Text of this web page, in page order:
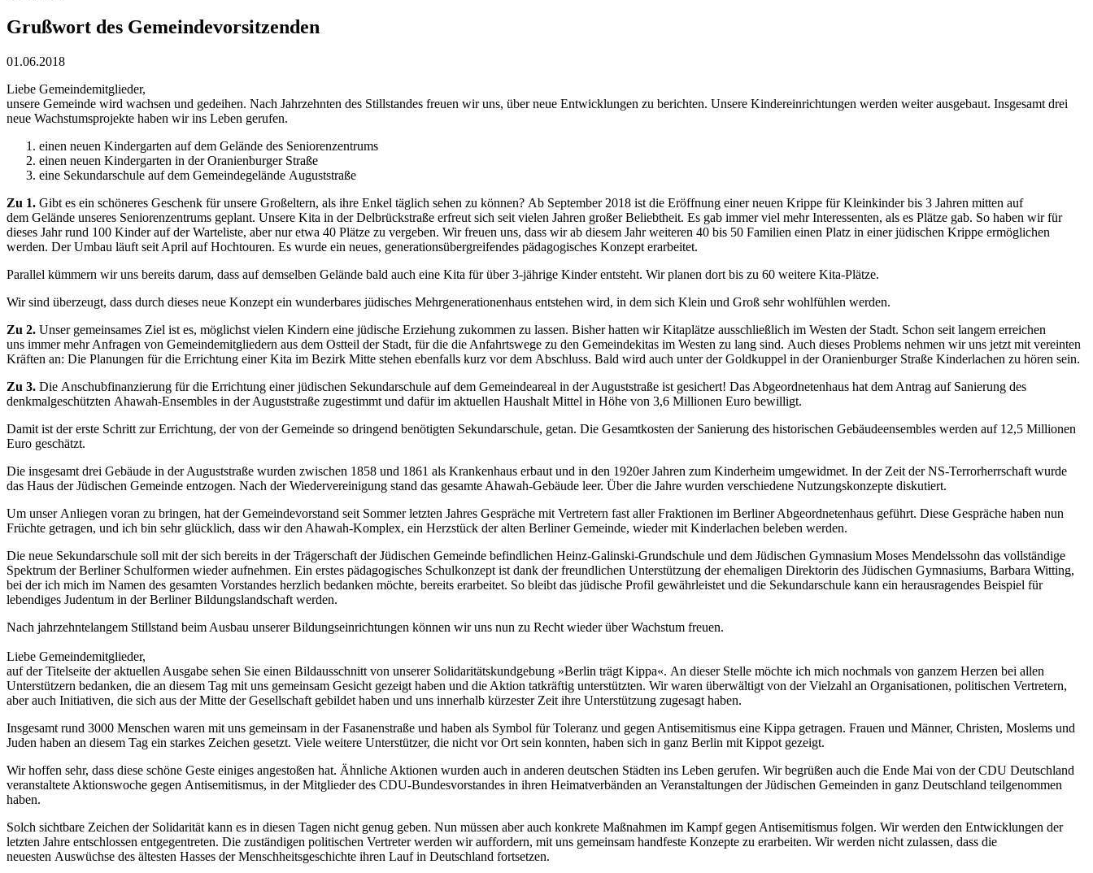
Grußwort des Gemeindevorsitzenden
01.06.2018
Liebe Gemeindemitglieder,
unsere Gemeinde wird wachsen und gedeihen. Nach Jahrzehnten des Stillstandes freuen wir uns, über neue Entwicklungen zu berichten. Unsere Kindereinrichtungen werden weiter ausgebaut. Insgesamt drei
neue Wachstumsprojekte haben wir ins Leben gerufen.
einen neuen Kindergarten auf dem Gelände des Seniorenzentrums
einen neuen Kindergarten in der Oranienburger Straße
eine Sekundarschule auf dem Gemeindegelände Auguststraße
Zu 1. Gibt es ein schöneres Geschenk für unsere Großeltern, als ihre Enkel täglich sehen zu können? Ab September 2018 ist die Eröffnung einer neuen Krippe für Kleinkinder bis 3 Jahren mitten auf
dem Gelände unseres Seniorenzentrums geplant. Unsere Kita in der Delbrückstraße erfreut sich seit vielen Jahren großer Beliebtheit. Es gab immer viel mehr Interessenten, als es Plätze gab. So haben wir für
dieses Jahr rund 100 Kinder auf der Warteliste, aber nur etwa 40 Plätze zu vergeben. Wir freuen uns, dass wir ab diesem Jahr weiteren 40 bis 50 Familien einen Platz in einer jüdischen Krippe ermöglichen
werden. Der Umbau läuft seit April auf Hochtouren. Es wurde ein neues, generationsübergreifendes pädagogisches Konzept erarbeitet.
Parallel kümmern wir uns bereits darum, dass auf demselben Gelände bald auch eine Kita für über 3-jährige Kinder entsteht. Wir planen dort bis zu 60 weitere Kita-Plätze.
Wir sind überzeugt, dass durch dieses neue Konzept ein wunderbares jüdisches Mehrgenerationenhaus entstehen wird, in dem sich Klein und Groß sehr wohlfühlen werden.
Zu 2. Unser gemeinsames Ziel ist es, möglichst vielen Kindern eine jüdische Erziehung zukommen zu lassen. Bisher hatten wir Kitaplätze ausschließlich im Westen der Stadt. Schon seit langem erreichen
uns immer mehr Anfragen von Gemeindemitgliedern aus dem Ostteil der Stadt, für die die Anfahrtswege zu den Gemeindekitas im Westen zu lang sind. Auch dieses Problems nehmen wir uns jetzt mit vereinten
Kräften an: Die Planungen für die Errichtung einer Kita im Bezirk Mitte stehen ebenfalls kurz vor dem Abschluss. Bald wird auch unter der Goldkuppel in der Oranienburger Straße Kinderlachen zu hören sein.
Zu 3. Die Anschubfinanzierung für die Errichtung einer jüdischen Sekundarschule auf dem Gemeindeareal in der Auguststraße ist gesichert! Das Abgeordnetenhaus hat dem Antrag auf Sanierung des
denkmalgeschützten Ahawah-Ensembles in der Auguststraße zugestimmt und dafür im aktuellen Haushalt Mittel in Höhe von 3,6 Millionen Euro bewilligt.
Damit ist der erste Schritt zur Errichtung, der von der Gemeinde so dringend benötigten Sekundarschule, getan. Die Gesamtkosten der Sanierung des historischen Gebäudeensembles werden auf 12,5 Millionen
Euro geschätzt.
Die insgesamt drei Gebäude in der Auguststraße wurden zwischen 1858 und 1861 als Krankenhaus erbaut und in den 1920er Jahren zum Kinderheim umgewidmet. In der Zeit der NS-Terrorherrschaft wurde
das Haus der Jüdischen Gemeinde entzogen. Nach der Wiedervereinigung stand das gesamte Ahawah-Gebäude leer. Über die Jahre wurden verschiedene Nutzungskonzepte diskutiert.
Um unser Anliegen voran zu bringen, hat der Gemeindevorstand seit Sommer letzten Jahres Gespräche mit Vertretern fast aller Fraktionen im Berliner Abgeordnetenhaus geführt. Diese Gespräche haben nun
Früchte getragen, und ich bin sehr glücklich, dass wir den Ahawah-Komplex, ein Herzstück der alten Berliner Gemeinde, wieder mit Kinderlachen beleben werden.
Die neue Sekundarschule soll mit der sich bereits in der Trägerschaft der Jüdischen Gemeinde befindlichen Heinz-Galinski-Grundschule und dem Jüdischen Gymnasium Moses Mendelssohn das vollständige
Spektrum der Berliner Schulformen wieder aufnehmen. Ein erstes pädagogisches Schulkonzept ist dank der freundlichen Unterstützung der ehemaligen Direktorin des Jüdischen Gymnasiums, Barbara Witting,
bei der ich mich im Namen des gesamten Vorstandes herzlich bedanken möchte, bereits erarbeitet. So bleibt das jüdische Profil gewährleistet und die Sekundarschule kann ein herausragendes Beispiel für
lebendiges Judentum in der Berliner Bildungslandschaft werden.
Nach jahrzehntelangem Stillstand beim Ausbau unserer Bildungseinrichtungen können wir uns nun zu Recht wieder über Wachstum freuen.
Liebe Gemeindemitglieder,
auf der Titelseite der aktuellen Ausgabe sehen Sie einen Bildausschnitt von unserer Solidaritätskundgebung »Berlin trägt Kippa«. An dieser Stelle möchte ich mich nochmals von ganzem Herzen bei allen
Unterstützern bedanken, die an diesem Tag mit uns gemeinsam Gesicht gezeigt haben und die Aktion tatkräftig unterstützten. Wir waren überwältigt von der Vielzahl an Organisationen, politischen Vertretern,
aber auch Initiativen, die sich aus der Mitte der Gesellschaft gebildet haben und uns innerhalb kürzester Zeit ihre Unterstützung zugesagt haben.
Insgesamt rund 3000 Menschen waren mit uns gemeinsam in der Fasanenstraße und haben als Symbol für Toleranz und gegen Antisemitismus eine Kippa getragen. Frauen und Männer, Christen, Moslems und
Juden haben an diesem Tag ein starkes Zeichen gesetzt. Viele weitere Unterstützer, die nicht vor Ort sein konnten, haben sich in ganz Berlin mit Kippot gezeigt.
Wir hoffen sehr, dass diese schöne Geste einiges angestoßen hat. Ähnliche Aktionen wurden auch in anderen deutschen Städten ins Leben gerufen. Wir begrüßen auch die Ende Mai von der CDU Deutschland
veranstaltete Aktionswoche gegen Antisemitismus, in der Mitglieder des CDU-Bundesvorstandes in ihren Heimatverbänden an Veranstaltungen der Jüdischen Gemeinden in ganz Deutschland teilgenommen
haben.
Solch sichtbare Zeichen der Solidarität kann es in diesen Tagen nicht genug geben. Nun müssen aber auch konkrete Maßnahmen im Kampf gegen Antisemitismus folgen. Wir werden den Entwicklungen der
letzten Jahre entschlossen entgegentreten. Die zuständigen politischen Vertreter werden wir auffordern, mit uns gemeinsam handfeste Konzepte zu erarbeiten. Wir werden nicht zulassen, dass die
neuesten Auswüchse des ältesten Hasses der Menschheitsgeschichte ihren Lauf in Deutschland fortsetzen.